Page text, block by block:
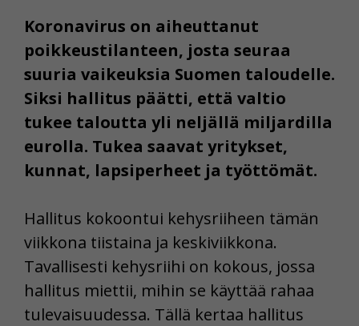
Koronavirus on aiheuttanut
poikkeustilanteen, josta seuraa
suuria vaikeuksia Suomen taloudelle.
Siksi hallitus päätti, että valtio
tukee taloutta yli neljällä miljardilla
eurolla. Tukea saavat yritykset,
kunnat, lapsiperheet ja työttömät.
Hallitus kokoontui kehysriiheen tämän
viikkona tiistaina ja keskiviikkona.
Tavallisesti kehysriihi on kokous, jossa
hallitus miettii, mihin se käyttää rahaa
tulevaisuudessa. Tällä kertaa hallitus